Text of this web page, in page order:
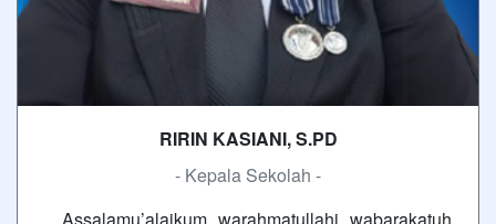
RIRIN KASIANI, S.PD
- Kepala Sekolah -
Assalamu’alaikum warahmatullahi wabarakatuh,